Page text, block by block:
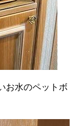
お水のペットボ